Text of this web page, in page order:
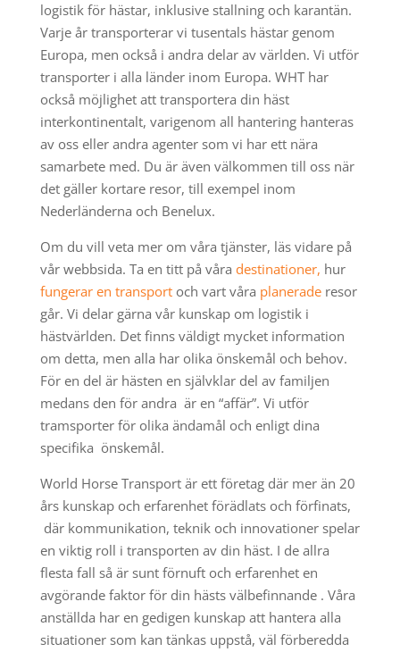
logistik för hästar, inklusive stallning och karantän.
Varje år transporterar vi tusentals hästar genom
Europa, men också i andra delar av världen. Vi utför
transporter i alla länder inom Europa. WHT har
också möjlighet att transportera din häst
interkontinentalt, varigenom all hantering hanteras
av oss eller andra agenter som vi har ett nära
samarbete med. Du är även välkommen till oss när
det gäller kortare resor, till exempel inom
Nederländerna och Benelux.
Om du vill veta mer om våra tjänster, läs vidare på
vår webbsida. Ta en titt på våra destinationer, hur
fungerar en transportoch vart våra planeraderesor
går. Vi delar gärna vår kunskap om logistik i
hästvärlden. Det finns väldigt mycket information
om detta, men alla har olika önskemål och behov.
För en del är hästen en självklar del av familjen
medans den för andra är en “affär”. Vi utför
tramsporter för olika ändamål och enligt dina
specifika önskemål.
World Horse Transport är ett företag där mer än 20
års kunskap och erfarenhet förädlats och förfinats,
där kommunikation, teknik och innovationer spelar
en viktig roll i transporten av din häst. I de allra
flesta fall så är sunt förnuft och erfarenhet en
avgörande faktor för din hästs välbefinnande . Våra
anställda har en gedigen kunskap att hantera alla
situationer som kan tänkas uppstå, väl förberedda